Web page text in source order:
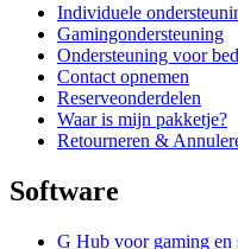
Individuele
Gamingondersteuning
Ondersteuning voor
Contact opnemen
Reserveonderdelen
Waar is mijn pakketje?
Retourneren &
Software
G Hub voor gaming en